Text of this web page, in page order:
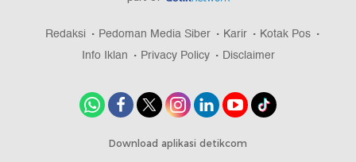
Redaksi Pedoman Media Siber Karir
Kotak Pos
Info Iklan
Privacy Policy Disclaimer
Download aplikasi detikcom